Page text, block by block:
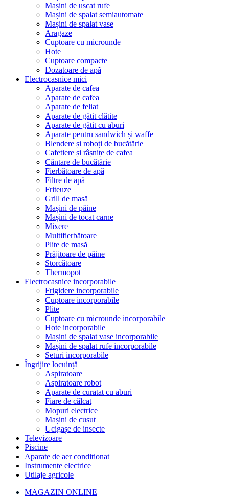
Mașini de uscat rufe
Mașini de spalat semiautomate
Mașini de spalat vase
Aragaze
Cuptoare cu microunde
Hote
Cuptoare compacte
Dozatoare de aрă
Electrocasnice mici
Aparate de cafea
Aparate de cafea
Aparate de feliat
Aparate de gătit clătite
Aparate de gătit cu aburi
Aparate pentru sandwich și waffe
Blendere și roboți de bucătărie
Cafetiere și râșnițe de cafea
Cântare de bucătărie
Fierbătoare de apă
Filtre de apă
Friteuze
Grill de masă
Mașini de pâine
Mașini de tocat carne
Mixere
Multifierbătoare
Plite de masă
Prăjitoare de pâine
Storcătoare
Thermopot
Electrocasnice incorporabile
Frigidere incorporabile
Cuptoare incorporabile
Plite
Cuptoare cu microunde incorporabile
Hote incorporabile
Mașini de spalat vase incorporabile
Mașini de spalat rufe incorporabile
Seturi incorporabile
Îngrijire locuință
Aspiratoare
Aspiratoare robot
Aparate de curatat cu aburi
Fiare de călcat
Mopuri electrice
Mașini de cusut
Ucigașe de insecte
Televizoare
Piscine
Aparate de aer conditionat
Instrumente electrice
Utilaje agricole
MAGAZIN ONLINE